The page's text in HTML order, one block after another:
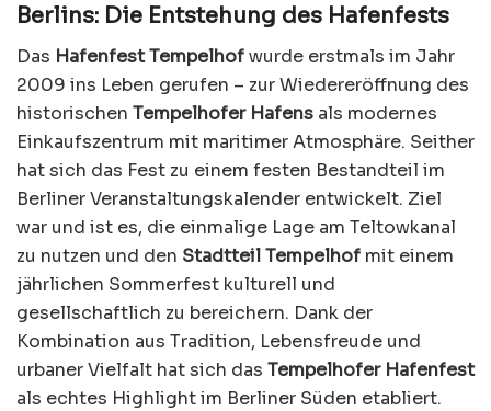
Berlins: Die Entstehung des Hafenfests
Das Hafenfest Tempelhofwurde erstmals im Jahr
2009 ins Leben gerufen – zur Wiedereröffnung des
historischen Tempelhofer Hafens als modernes
Einkaufszentrum mit maritimer Atmosphäre. Seither
hat sich das Fest zu einem festen Bestandteil im
Berliner Veranstaltungskalender entwickelt. Ziel
war und ist es, die einmalige Lage am Teltowkanal
zu nutzen und den Stadtteil Tempelhof mit einem
jährlichen Sommerfest kulturell und
gesellschaftlich zu bereichern. Dank der
Kombination aus Tradition, Lebensfreude und
urbaner Vielfalt hat sich das Tempelhofer Hafenfest
als echtes Highlight im Berliner Süden etabliert.